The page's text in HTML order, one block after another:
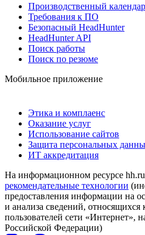
Производственный
Требования к ПО
Безопасный HeadHunter
HeadHunter API
Поиск работы
Поиск по резюме
Мобильное приложение
Этика и комплаенс
Оказание услуг
Использование сайтов
Защита персональных
ИТ аккредитация
На информационном ресурсе hh.ru
рекомендательные технологии
предоставления информации на
и анализа сведений, относящихся
пользователей сети «Интернет»,
Российской Федерации)